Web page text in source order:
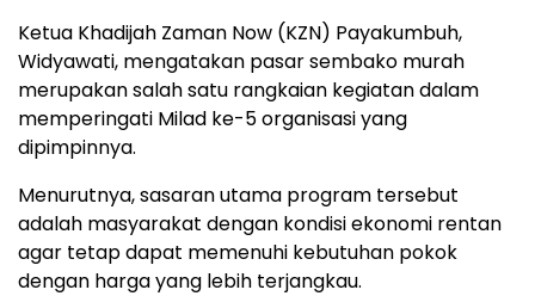
Ketua Khadijah Zaman Now (KZN) Payakumbuh,
Widyawati, mengatakan pasar sembako murah
merupakan salah satu rangkaian kegiatan dalam
memperingati Milad ke-5 organisasi yang
dipimpinnya.
Menurutnya, sasaran utama program tersebut
adalah masyarakat dengan kondisi ekonomi rentan
agar tetap dapat memenuhi kebutuhan pokok
dengan harga yang lebih terjangkau.